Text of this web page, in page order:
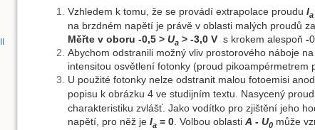
Vzhledem k tomu, že se provádí extrapolace proudu Ia
na brzdném napětí je právě v oblasti malých proudů
Měřte v oboru -0,5 > Ua > -3,0 V s krokem alespoň -
Abychom odstranili možný vliv prostorového náboje
intensitou osvětlení fotonky (proud pikoampérmetrem
U použité fotonky nelze odstranit malou fotoemisi
popisu k obrázku 4 ve studijním textu. Nasycený proud
charakteristiku zvlášť. Jako vodítko pro zjištění jeho
napětí, pro něž je Ia = 0 . Volbou oblasti A - U0 může